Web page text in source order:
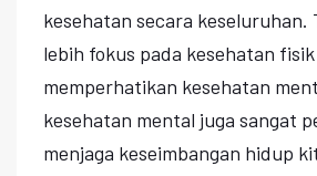
kesehatan secara keseluruhan.
lebih fokus pada kesehatan
memperhatikan kesehatan
kesehatan mental juga sangat
menjaga keseimbangan hidup